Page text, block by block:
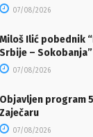
07/08/2026
Miloš Ilić pobednik
Srbije – Sokobanja”
07/08/2026
Objavljen program
Zaječaru
07/08/2026